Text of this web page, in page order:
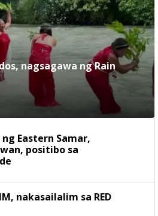
nagsagawa ng Rain
Eastern Samar,
positibo sa
nakasailalim sa RED